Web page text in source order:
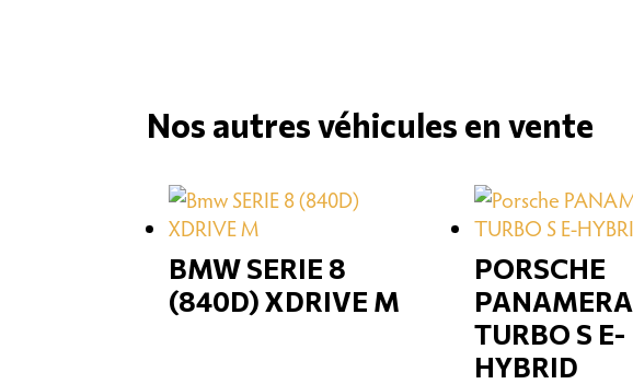
Nos autres véhicules en vente
BMW SERIE 8
(840D) XDRIVE M
PORSCHE
PANAMERA
TURBO S E-
HYBRID